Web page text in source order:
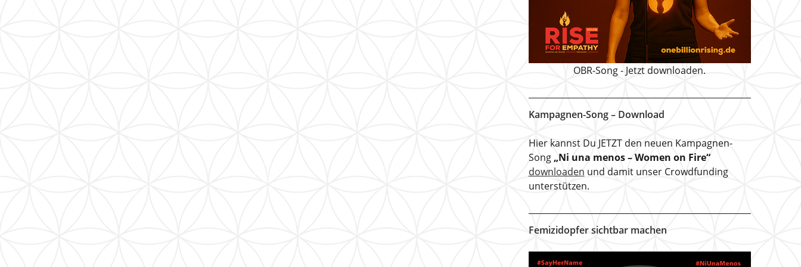
OBR-Song - Jetzt downloaden.
Kampagnen-Song – Download
Hier kannst Du JETZT den neuen Kampagnen-
Song „Ni una menos – Women on Fire“
downloaden und damit unser Crowdfunding
unterstützen.
Femizidopfer sichtbar machen